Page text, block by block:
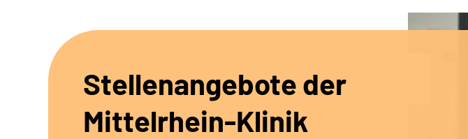
Stellenangebote der
Mittelrhein-Klinik